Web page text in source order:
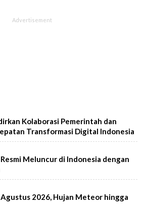
Kolaborasi Pemerintah dan
Transformasi Digital Indonesia
Meluncur di Indonesia dengan
2026, Hujan Meteor hingga